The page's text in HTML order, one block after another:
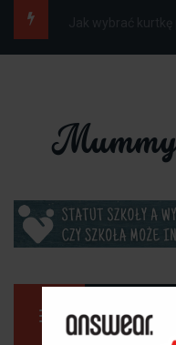
Manu